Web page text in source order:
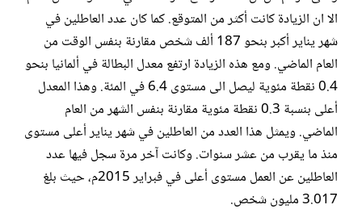
الا ان الزيادة كانت أكثر من المتوقع. كما كان عدد العاطلين في
شهر يناير أكبر بنحو 187 ألف شخص مقارنة بنفس الوقت من
العام الماضي. ومع هذه الزيادة ارتفع معدل البطالة في ألمانيا بنحو
0.4 نقطة مئوية ليصل الى مستوى 6.4 في المئة. وهذا المعدل
أعلى بنسبة 0.3 نقطة مئوية مقارنة بنفس الشهر من العام
الماضي. ويمثل هذا العدد من العاطلين في شهر يناير أعلى مستوى
منذ ما يقرب من عشر سنوات. وكانت آخر مرة سجل فيها عدد
العاطلين عن العمل مستوى أعلى في فبراير 2015م، حيث بلغ
3.017 مليون شخص.